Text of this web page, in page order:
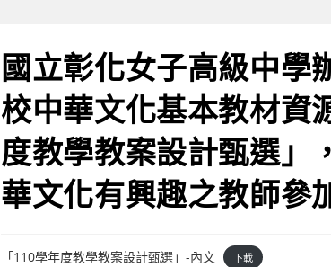
國立彰化女子高級中學
校中華文化基本教材資
度教學教案設計甄選」
華文化有興趣之教師參
「110學年度教學教案設計甄選」-內文 下載